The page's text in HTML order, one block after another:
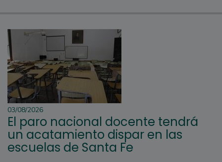
03/08/2026
El paro nacional docente tendrá
un acatamiento dispar en las
escuelas de Santa Fe